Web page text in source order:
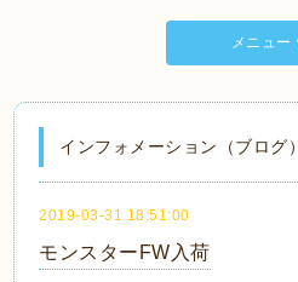
メニュー
インフォメーション（ブログ）
2019-03-31 18:51:00
モンスターFW入荷